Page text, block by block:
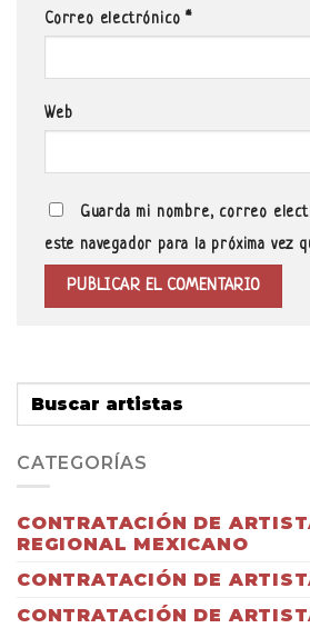
Correo electrónico*
Web
Guarda mi nombre, correo
este navegador para la próxima vez
CATEGORÍAS
CONTRATACIÓN DE
REGIONAL MEXICANO
CONTRATACIÓN DE
CONTRATACIÓN DE